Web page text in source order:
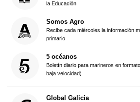
la Educación
Somos Agro
Recibe cada miércoles la información
primario
5 océanos
Boletín diario para marineros en
baja velocidad)
Global Galicia